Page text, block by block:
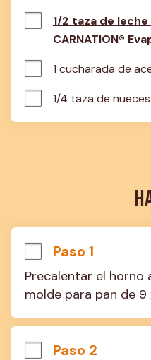
1/2 taza de leche
CARNATION®
1 cucharada de
1/4 taza de
Paso 1
Precalentar el horno
molde para pan de 9
Paso 2